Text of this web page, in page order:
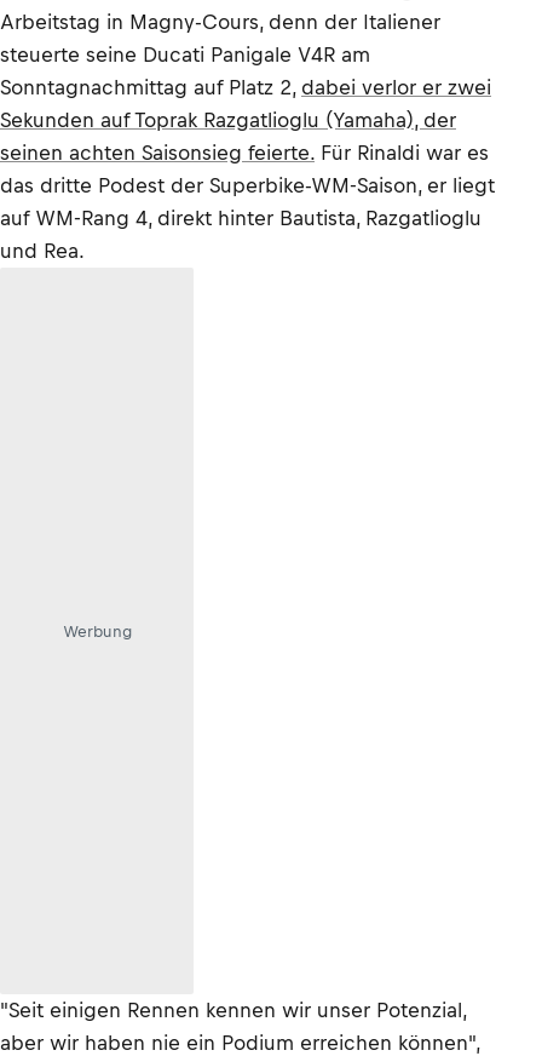
Arbeitstag in Magny-Cours, denn der Italiener
steuerte seine Ducati Panigale V4R am
Sonntagnachmittag auf Platz 2, dabei verlor er zwei
Sekunden auf Toprak Razgatlioglu (Yamaha), der
seinen achten Saisonsieg feierte. Für Rinaldi war es
das dritte Podest der Superbike-WM-Saison, er liegt
auf WM-Rang 4, direkt hinter Bautista, Razgatlioglu
und Rea.
Werbung
"Seit einigen Rennen kennen wir unser Potenzial,
aber wir haben nie ein Podium erreichen können",